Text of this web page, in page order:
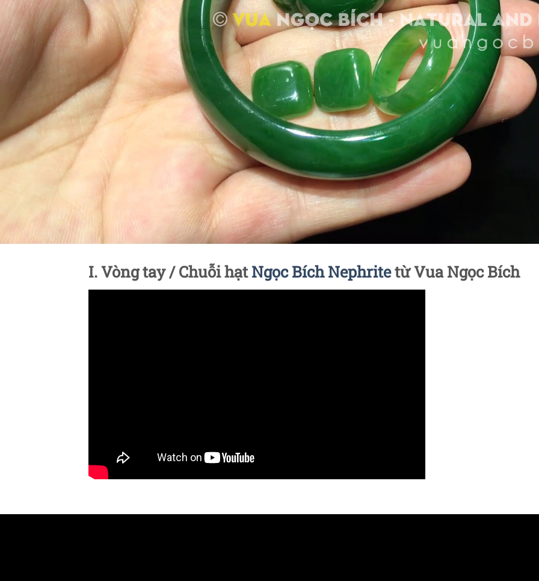
I. Vòng tay / Chuỗi hạtNgọc Bích Nephritetừ Vua Ngọc Bích